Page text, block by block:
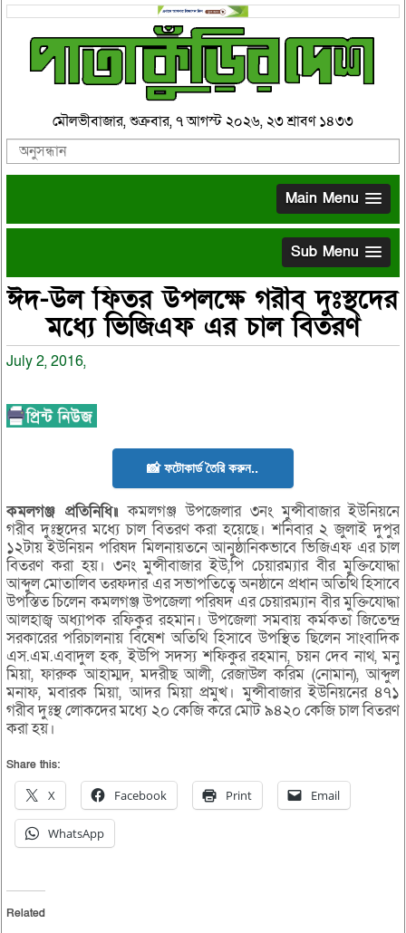
মৌলভীবাজার, শুক্রবার, ৭ আগস্ট ২০২৬, ২৩ শ্রাবণ ১৪৩৩
Main Menu
Sub Menu
ঈদ-উল ফিতর উপলক্ষে গরীব দুঃস্থদের
মধ্যে ভিজিএফ এর চাল বিতরণ
July 2, 2016,
📸 ফটোকার্ড তৈরি করুন..
কমলগঞ্জ প্রতিনিধি॥ কমলগঞ্জ উপজেলার ৩নং মুন্সীবাজার ইউনিয়নে
গরীব দুঃস্থদের মধ্যে চাল বিতরণ করা হয়েছে। শনিবার ২ জুলাই দুপুর
১২টায় ইউনিয়ন পরিষদ মিলনায়তনে আনুষ্ঠানিকভাবে ভিজিএফ এর চাল
বিতরণ করা হয়। ৩নং মুন্সীবাজার ইউ,পি চেয়ারম্যার বীর মুক্তিযোদ্ধা
আব্দুল মোতালিব তরফদার এর সভাপতিত্বে অনষ্ঠানে প্রধান অতিথি হিসাবে
উপস্তিত চিলেন কমলগঞ্জ উপজেলা পরিষদ এর চেয়ারম্যান বীর মুক্তিযোদ্ধা
আলহাজ্ব অধ্যাপক রফিকুর রহমান। উপজেলা সমবায় কর্মকতা জিতেন্দ্র
সরকারের পরিচালনায় বিষেশ অতিথি হিসাবে উপস্থিত ছিলেন সাংবাদিক
এস.এম.এবাদুল হক, ইউপি সদস্য শফিকুর রহমান, চয়ন দেব নাথ, মনু
মিয়া, ফারুক আহাম্মদ, মদরীছ আলী, রেজাউল করিম (নোমান), আব্দুল
মনাফ, মবারক মিয়া, আদর মিয়া প্রমুখ। মুন্সীবাজার ইউনিয়নের ৪৭১
গরীব দুঃস্থ লোকদের মধ্যে ২০ কেজি করে মোট ৯৪২০ কেজি চাল বিতরণ
করা হয়।
Share this:
X Facebook Print Email
WhatsApp
Related